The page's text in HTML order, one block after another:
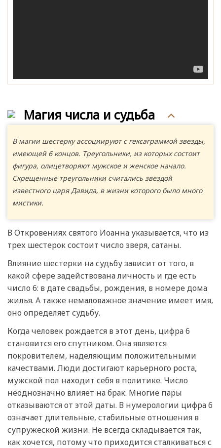
Магия числа и судьба
В магии шестерку ассоциируют с гексаграммой звезды,
имеющей 6 концов. Треугольники, из которых состоит
фигура, олицетворяют мужское и женское начало.
Скрещенные треугольники считались звездой
известного царя Давида, в жизни которого было много
мистики.
В Откровениях святого Иоанна указывается, что из
трех шестерок состоит число зверя, сатаны.
Влияние шестерки на судьбу зависит от того, в
какой сфере задействована личность и где есть
число 6: в дате свадьбы, рождения, в номере дома
жилья. А также немаловажное значение имеет имя,
оно определяет судьбу.
Когда человек рождается в этот день, цифра 6
становится его спутником. Она является
покровителем, наделяющим положительными
качествами. Люди достигают карьерного роста,
мужской пол находит себя в политике. Число
неоднозначно влияет на брак. Многие пары
отказываются от этой даты. В нумерологии цифра 6
означает длительные, стабильные отношения в
супружеской жизни. Не всегда складывается так,
как хочется, потому что приходится сталкиваться с